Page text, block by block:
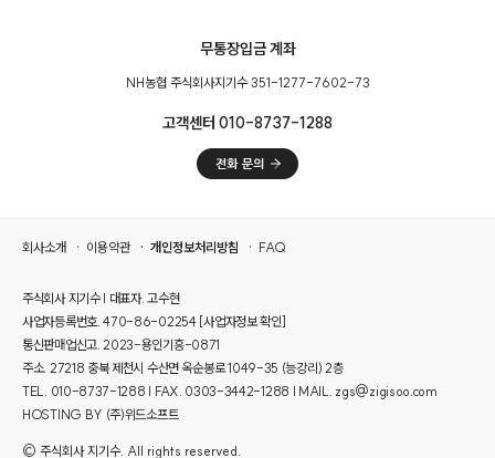
무통장입금 계좌
NH농협 주식회사지기수 351-1277-7602-73
고객센터 010-8737-1288
회사소개 이용약관 개인정보처리방침 FAQ
주식회사 지기수 | 대표자. 고수현
사업자등록번호. 470-86-02254 [사업자정보 확인]
통신판매업신고. 2023-용인기흥-0871
주소. 27218 충북 제천시 수산면 옥순봉로 1049-35 (능강리) 2층
TEL. 010-8737-1288 | FAX. 0303-3442-1288 | MAIL. zgs@zigisoo.com
HOSTING BY (주)위드소프트
© 주식회사 지기수. All rights reserved.